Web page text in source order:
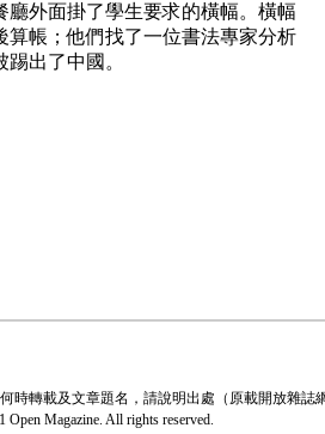
外面掛了學生要求的橫幅。橫幅
帳；他們找了一位書法專家分析
出了中國。
時轉載及文章題名，請說明出處（原載開放雜
Open Magazine. All rights reserved.